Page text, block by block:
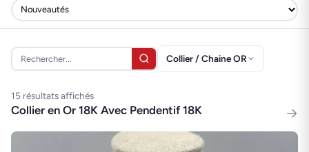
Collier / Chaine OR
15 résultats affichés
Collier en Or 18K Avec Pendentif 18K →